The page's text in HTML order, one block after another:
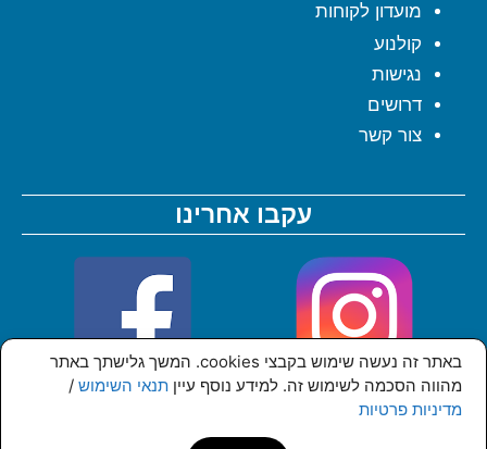
באתר זה נעשה שימוש בקבצי cookies. המשך גלישתך באתר
מהווה הסכמה לשימוש זה. למידע נוסף עיין תנאי השימוש /
מדיניות פרטיות
מועדון לקוחות
קולנוע
נגישות
דרושים
צור קשר
עקבו אחרינו
© כל הזכויות שמורות לקניון סי מול אשדוד